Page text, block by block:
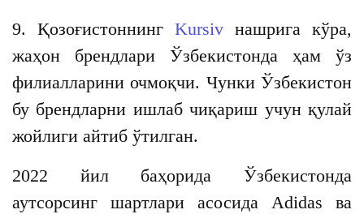
9. Қозоғистоннинг Kursiv нашрига кўра,
жаҳон брендлари Ўзбекистонда ҳам ўз
филиалларини очмоқчи. Чунки Ўзбекистон
бу брендларни ишлаб чиқариш учун қулай
жойлиги айтиб ўтилган.
2022 йил баҳорида Ўзбекистонда
аутсорсинг шартлари асосида Adidas ва